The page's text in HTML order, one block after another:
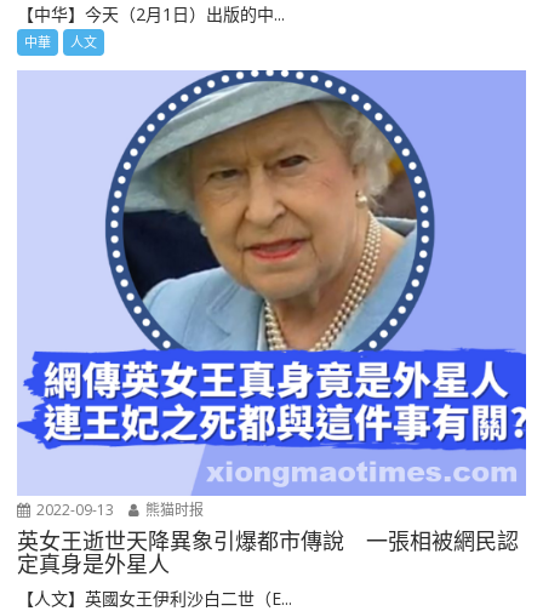
【中华】今天（2月1日）出版的中...
中華 人文
2022-09-13 熊猫时报
英女王逝世天降異象引爆都市傳說 一張相被網民認
定真身是外星人
【人文】英國女王伊利沙白二世（E...